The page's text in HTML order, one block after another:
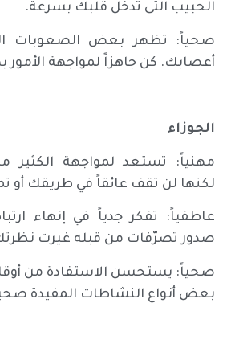
الحبيب التى تدخل قلبك بسرعة.
صحياً: تظهر بعض الصعوبات
أعصابك. كن جاهزاً لمواجهة الأمور
الجوزاء
مهنياً: تستعد لمواجهة الكثير
لكنها لن تقف عائقاً في طريقك أو
عاطفياً: تفكر جدياً في إنهاء
صدور تصرّفات من قبله غيرت
صحياً: يستحسن الاستفادة من
بعض أنواع النشاطات المفيدة